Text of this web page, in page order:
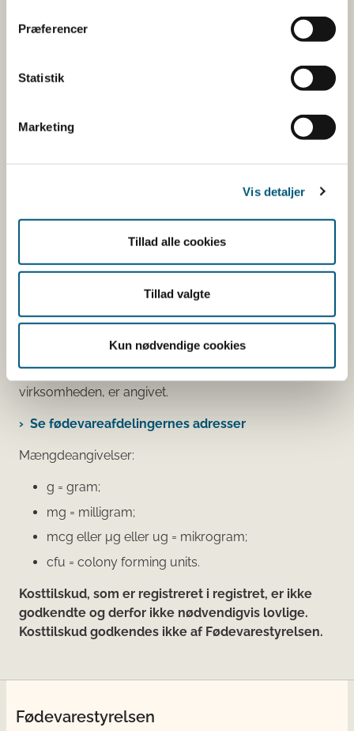
Præferencer
Statistik
Marketing
Vis detaljer
Tillad alle cookies
Tillad valgte
Kun nødvendige cookies
Her kan du bl.a. se, hvilke indholdsstoffer produktet
Vitaminer og mineraler.
fysiologisk virkning.
Du kan som forbruger læse mere om kosttilskud
Du kan også finde kontaktoplysninger på den
klikker på virksomhedens navn, kan du se
virksomhedens smiley-status og de seneste
kontrolrapporter.
Den fødevareafdeling, der fører tilsyn med
virksomheden, er angivet.
Se fødevareafdelingernes adresser
Mængdeangivelser:
g = gram;
mg = milligram;
mcg eller μg eller ug = mikrogram;
cfu = colony forming units.
Kosttilskud, som er registreret i registret, er ikke
godkendte og derfor ikke nødvendigvis lovlige.
Kosttilskud godkendes ikke af Fødevarestyrelsen.
Fødevarestyrelsen